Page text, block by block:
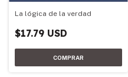
La lógica de la verdad
$17.79 USD